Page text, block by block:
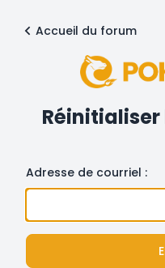
Accueil du forum
Adresse de courriel :